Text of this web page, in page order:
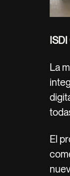
La
El